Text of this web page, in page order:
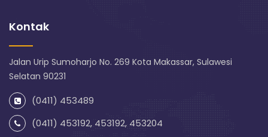
Kontak
Jalan Urip Sumoharjo No. 269 Kota Makassar, Sulawesi
Selatan 90231
(0411) 453489
(0411) 453192, 453192, 453204